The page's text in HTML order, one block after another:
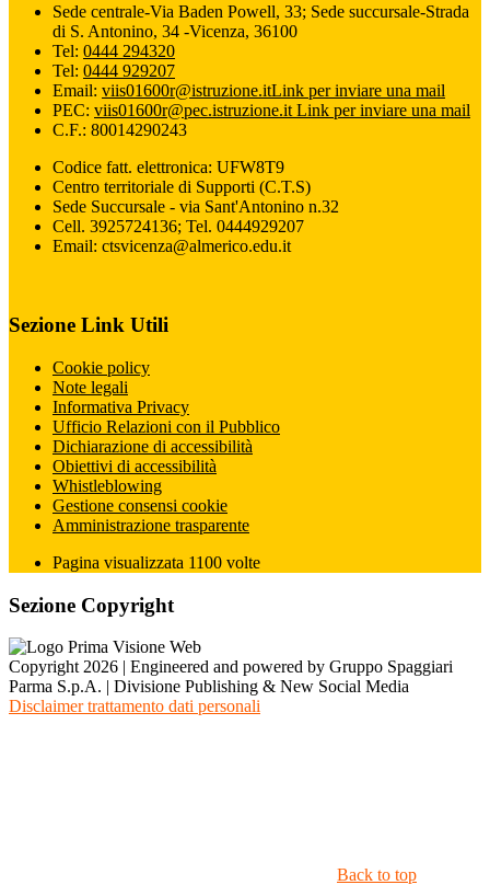
Sede centrale-Via Baden Powell, 33; Sede succursale-Strada
di S. Antonino, 34 -Vicenza, 36100
Tel: 0444 294320
Tel: 0444 929207
Email: viis01600r@istruzione.itLink per inviare una mail
PEC: viis01600r@pec.istruzione.it Link per inviare una mail
C.F.: 80014290243
Codice fatt. elettronica: UFW8T9
Centro territoriale di Supporti (C.T.S)
Sede Succursale - via Sant'Antonino n.32
Cell. 3925724136; Tel. 0444929207
Email: ctsvicenza@almerico.edu.it
Sezione Link Utili
Cookie policy
Note legali
Informativa Privacy
Ufficio Relazioni con il Pubblico
Dichiarazione di accessibilità
Obiettivi di accessibilità
Whistleblowing
Gestione consensi cookie
Amministrazione trasparente
Pagina visualizzata 1100 volte
Sezione Copyright
Copyright 2026 | Engineered and powered by Gruppo Spaggiari
Parma S.p.A. | Divisione Publishing & New Social Media
Disclaimer trattamento dati personali
Back to top